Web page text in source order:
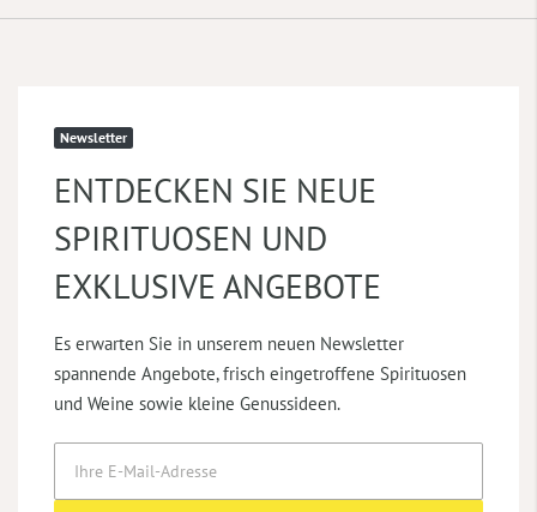
Newsletter
ENTDECKEN SIE NEUE
SPIRITUOSEN UND
EXKLUSIVE ANGEBOTE
Es erwarten Sie in unserem neuen Newsletter
spannende Angebote, frisch eingetroffene Spirituosen
und Weine sowie kleine Genussideen.